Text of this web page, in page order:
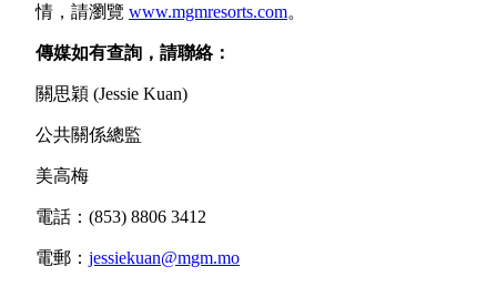
情，請瀏覽 www.mgmresorts.com。
傳媒如有查詢，請聯絡：
關思穎 (Jessie Kuan)
公共關係總監
美高梅
電話：(853) 8806 3412
電郵： jessiekuan@mgm.mo